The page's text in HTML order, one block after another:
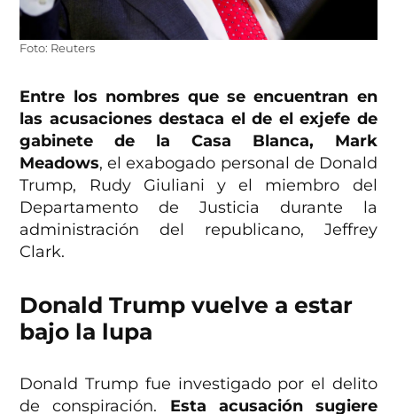
Foto: Reuters
Entre los nombres que se encuentran en
las acusaciones destaca el de el exjefe de
gabinete de la Casa Blanca, Mark
Meadows, el exabogado personal de Donald
Trump, Rudy Giuliani y el miembro del
Departamento de Justicia durante la
administración del republicano, Jeffrey
Clark.
Donald Trump vuelve a estar
bajo la lupa
Donald Trump fue investigado por el delito
de conspiración. Esta acusación sugiere